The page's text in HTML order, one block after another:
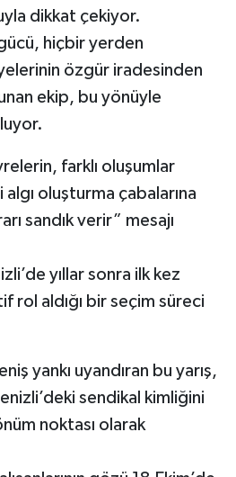
dikkat çekiyor.
hiçbir yerden
özgür iradesinden
ekip, bu yönüyle
farklı oluşumlar
oluşturma çabalarına
sandık verir” mesajı
yıllar sonra ilk kez
rol aldığı bir seçim süreci
yankı uyandıran bu yarış,
sendikal kimliğini
noktası olarak